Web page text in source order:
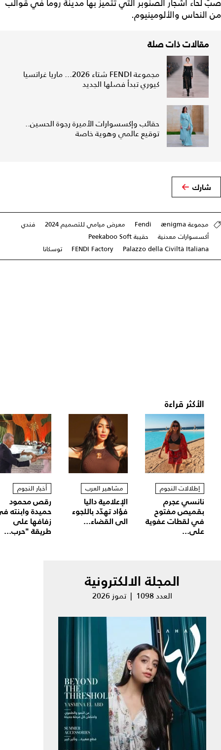
صبّ لحاء أشجار الصنوبر التي تتميز بها مدينة روما في قوالب
من النحاس والألومينيوم.
مقالات ذات صلة
مجموعة FENDI شتاء 2026... ماريا غراتسيا
كيوري تبدأ فصلها الجديد
حقائب وإكسسوارات الأميرة رجوة الحسين..
توقيع عالمي وهوية خاصة
شارك
مجموعة ænigma Fendi معرض ميامي للتصميم 2024
فندي
أكسسوارات معدنية
حقيبة Peekaboo Soft
Palazzo della Civiltà Italiana
FENDI Factory توسكانا
الأكثر قراءة
إطلالات النجوم
نانسي عجرم
بقميص مفتوح
في لقطات عفوية
على...
مشاهير العرب
الإعلامية داليا
فؤاد تهدّد باللجوء
الى القضاء...
أخبار النجوم
رقص محمود
حميدة وابنته
زفافها على
طريقة "حرب...
المجلة الالكترونية
العدد 1098 | تموز 2026